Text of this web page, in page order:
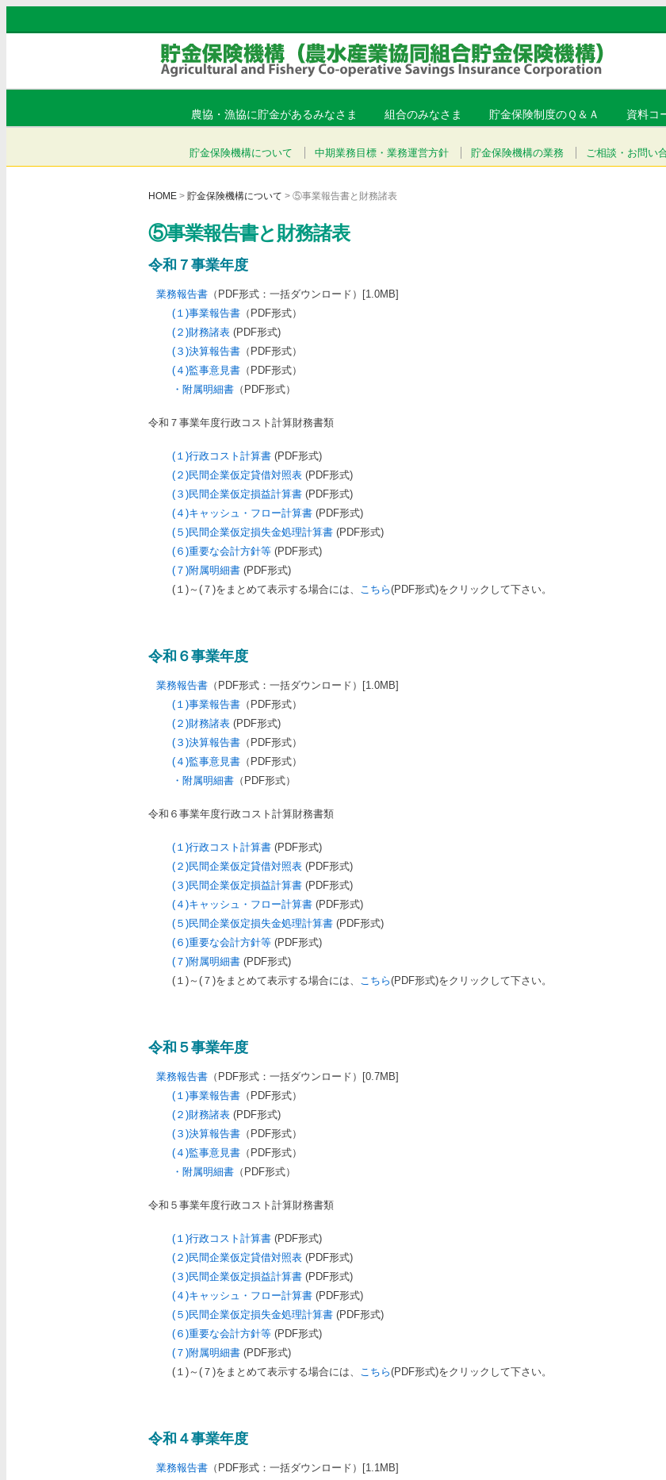
農協・漁協に貯金があるみなさま 組合のみなさま 貯金保険制度のＱ＆Ａ 資料コ
貯金保険機構について 中期業務目標・業務運営方針 貯金保険機構の業務 ご相談・お問い
HOME > 貯金保険機構について > ⑤事業報告書と財務諸表
⑤事業報告書と財務諸表
令和７事業年度
業務報告書 （PDF形式：一括ダウンロード）[1.0MB]
(１)事業報告書 （PDF形式）
(２)財務諸表 (PDF形式)
(３)決算報告書 （PDF形式）
(４)監事意見書 （PDF形式）
・附属明細書 （PDF形式）
令和７事業年度行政コスト計算財務書類
(１)行政コスト計算書 (PDF形式)
(２)民間企業仮定貸借対照表 (PDF形式)
(３)民間企業仮定損益計算書 (PDF形式)
(４)キャッシュ・フロー計算書 (PDF形式)
(５)民間企業仮定損失金処理計算書 (PDF形式)
(６)重要な会計方針等 (PDF形式)
(７)附属明細書 (PDF形式)
(１)～(７)をまとめて表示する場合には、 こちら(PDF形式)をクリックして下さい。
令和６事業年度
業務報告書 （PDF形式：一括ダウンロード）[1.0MB]
(１)事業報告書 （PDF形式）
(２)財務諸表 (PDF形式)
(３)決算報告書 （PDF形式）
(４)監事意見書 （PDF形式）
・附属明細書 （PDF形式）
令和６事業年度行政コスト計算財務書類
(１)行政コスト計算書 (PDF形式)
(２)民間企業仮定貸借対照表 (PDF形式)
(３)民間企業仮定損益計算書 (PDF形式)
(４)キャッシュ・フロー計算書 (PDF形式)
(５)民間企業仮定損失金処理計算書 (PDF形式)
(６)重要な会計方針等 (PDF形式)
(７)附属明細書 (PDF形式)
(１)～(７)をまとめて表示する場合には、 こちら(PDF形式)をクリックして下さい。
令和５事業年度
業務報告書 （PDF形式：一括ダウンロード）[0.7MB]
(１)事業報告書 （PDF形式）
(２)財務諸表 (PDF形式)
(３)決算報告書 （PDF形式）
(４)監事意見書 （PDF形式）
・附属明細書 （PDF形式）
令和５事業年度行政コスト計算財務書類
(１)行政コスト計算書 (PDF形式)
(２)民間企業仮定貸借対照表 (PDF形式)
(３)民間企業仮定損益計算書 (PDF形式)
(４)キャッシュ・フロー計算書 (PDF形式)
(５)民間企業仮定損失金処理計算書 (PDF形式)
(６)重要な会計方針等 (PDF形式)
(７)附属明細書 (PDF形式)
(１)～(７)をまとめて表示する場合には、 こちら(PDF形式)をクリックして下さい。
令和４事業年度
業務報告書 （PDF形式：一括ダウンロード）[1.1MB]